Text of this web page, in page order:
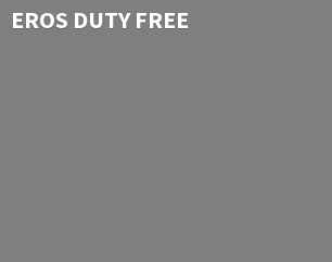
EROS DUTY FREE